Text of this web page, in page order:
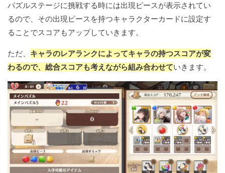
パズルステージに挑戦する時には出現ピースが表示されてい
るので、その出現ピースを持つキャラクターカードに設定す
ることでスコアもアップしていきます。
ただ、 キャラのレアランクによってキャラの持つスコアが変
わるので、総合スコアも考えながら組み合わせていきます。